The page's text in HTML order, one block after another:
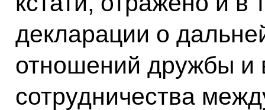
декларации о
отношений дружбы и
сотрудничества